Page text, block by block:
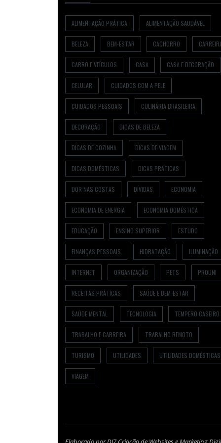
ALIMENTAÇÃO PRÁTICA ALIMENTAÇÃO SAUDÁVEL
BELEZA BEM-ESTAR CACHORRO
CARRO E VEÍCULOS CASA CASA E DECORAÇÃO
CELULAR CUIDADOS COM A PELE
CUIDADOS PESSOAIS CULINÁRIA BRASILEIRA
DECORAÇÃO DICAS DE BELEZA
DICAS DE COZINHA DICAS DE VIAGEM
DICAS DOMÉSTICAS DICAS PRÁTICAS
DOR NAS COSTAS DÍVIDAS ECONOMIA
ECONOMIA DE ENERGIA ECONOMIA DOMÉSTICA
EDUCAÇÃO ENSINO SUPERIOR ESTUDO
FINANÇAS PESSOAIS HIDRATAÇÃO ILUMINAÇÃO
INTERNET ORGANIZAÇÃO PETS PROUNI
RECEITAS PRÁTICAS SAÚDE E BEM-ESTAR
SAÚDE MENTAL TECNOLOGIA TEMPERO CASEIRO
TRABALHO E CARREIRA TRABALHO REMOTO
TURISMO UTILIDADES UTILIDADES DOMÉSTICAS
VIAGEM